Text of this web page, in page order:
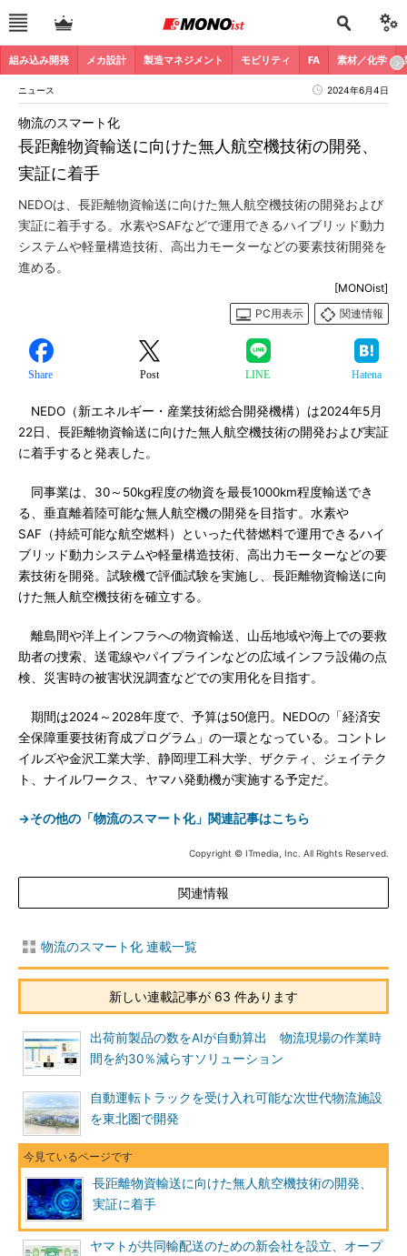
組み込み開発 メカ設計 製造マネジメント モビリティ FA 素材／化学
ニュース 2024年6月4日
長距離物資輸送に向けた無人航空機技術の開発、
実証に着手
物流のスマート化
NEDOは、長距離物資輸送に向けた無人航空機技術の開発および
実証に着手する。水素やSAFなどで運用できるハイブリッド動力
システムや軽量構造技術、高出力モーターなどの要素技術開発を
進める。
[MONOist]
PC用表示
関連情報
Share Post LINE Hatena
NEDO（新エネルギー・産業技術総合開発機構）は2024年5月
22日、長距離物資輸送に向けた無人航空機技術の開発および実証
に着手すると発表した。
同事業は、30～50kg程度の物資を最長1000km程度輸送でき
る、垂直離着陸可能な無人航空機の開発を目指す。水素や
SAF（持続可能な航空燃料）といった代替燃料で運用できるハイ
ブリッド動力システムや軽量構造技術、高出力モーターなどの要
素技術を開発。試験機で評価試験を実施し、長距離物資輸送に向
けた無人航空機技術を確立する。
離島間や洋上インフラへの物資輸送、山岳地域や海上での要救
助者の捜索、送電線やパイプラインなどの広域インフラ設備の点
検、災害時の被害状況調査などでの実用化を目指す。
期間は2024～2028年度で、予算は50億円。NEDOの「経済安
全保障重要技術育成プログラム」の一環となっている。コントレ
イルズや金沢工業大学、静岡理工科大学、ザクティ、ジェイテク
ト、ナイルワークス、ヤマハ発動機が実施する予定だ。
→その他の「物流のスマート化」関連記事はこちら
Copyright © ITmedia, Inc. All Rights Reserved.
関連情報
物流のスマート化 連載一覧
新しい連載記事が 63 件あります
出荷前製品の数をAIが自動算出 物流現場の作業時
間を約30％減らすソリューション
自動運転トラックを受け入れ可能な次世代物流施設
を東北圏で開発
長距離物資輸送に向けた無人航空機技術の開発、
実証に着手
ヤマトが共同輸配送のための新会社を設立、オープ